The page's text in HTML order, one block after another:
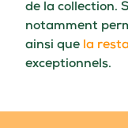
de la collection.
notamment
ainsi que la
exceptionnels.